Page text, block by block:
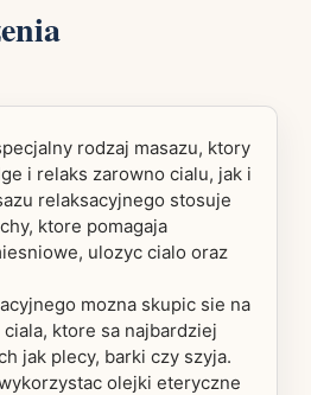
rodzaj masazu, ktory
i relaks zarowno cialu, jak i
relaksacyjnego stosuje
ktore pomagaja
ulozyc cialo oraz
mozna skupic sie na
ktore sa najbardziej
jak plecy, barki czy szyja.
olejki eteryczne